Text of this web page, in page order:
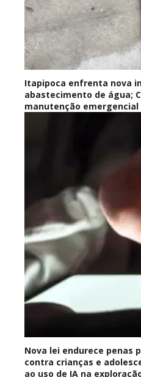
Itapipoca enfrenta nova
abastecimento de água;
manutenção emergencial
Nova lei endurece penas
contra crianças e
ao uso de IA na